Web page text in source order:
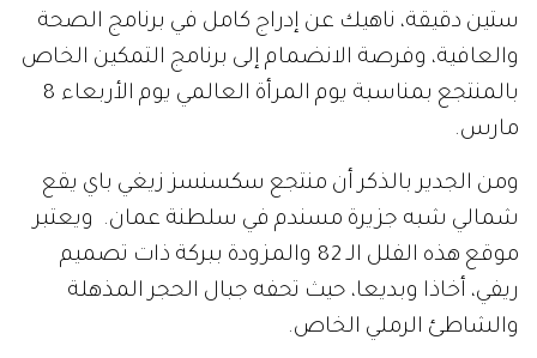
ستين دقيقة، ناهيك عن إدراج كامل في برنامج الصحة
والعافية، وفرصة الانضمام إلى برنامج التمكين الخاص
بالمنتجع بمناسبة يوم المرأة العالمي يوم الأربعاء 8
مارس.
ومن الجدير بالذكر أن منتجع سكسنسز زيغي باي يقع
شمالي شبه جزيرة مسندم في سلطنة عمان. ويعتبر
موقع هذه الفلل الـ 82 والمزودة ببركة ذات تصميم
ريفي، أخاذا وبديعا، حيث تحفه جبال الحجر المذهلة
والشاطئ الرملي الخاص.